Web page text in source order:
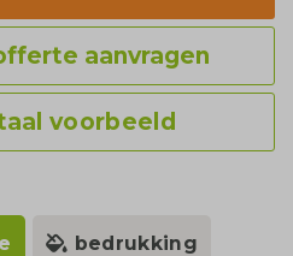
aanvragen
voorbeeld
bedrukking